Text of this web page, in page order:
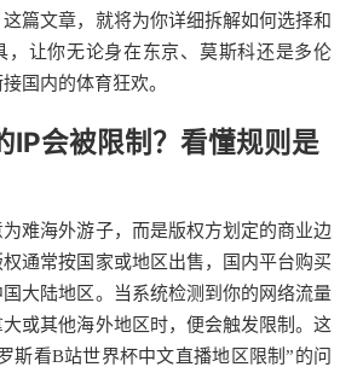
篇文章，就将为你详细拆解如何选择和
，让你无论身在东京、莫斯科还是多伦
国内的体育狂欢。
IP会被限制？看懂规则是
难海外游子，而是版权方划定的商业边
通常按国家或地区出售，国内平台购买
大陆地区。当系统检测到你的网络流量
或其他海外地区时，便会触发限制。这
斯看B站世界杯中文直播地区限制”的问